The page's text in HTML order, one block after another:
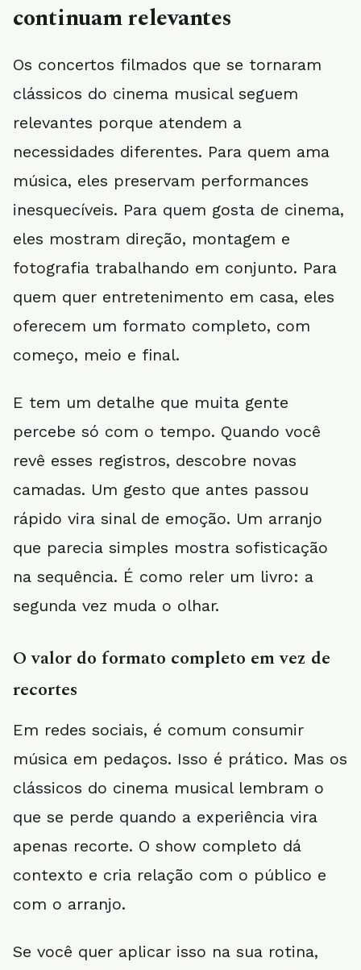
continuam relevantes
Os concertos filmados que se tornaram
clássicos do cinema musical seguem
relevantes porque atendem a
necessidades diferentes. Para quem ama
música, eles preservam performances
inesquecíveis. Para quem gosta de cinema,
eles mostram direção, montagem e
fotografia trabalhando em conjunto. Para
quem quer entretenimento em casa, eles
oferecem um formato completo, com
começo, meio e final.
E tem um detalhe que muita gente
percebe só com o tempo. Quando você
revê esses registros, descobre novas
camadas. Um gesto que antes passou
rápido vira sinal de emoção. Um arranjo
que parecia simples mostra sofisticação
na sequência. É como reler um livro: a
segunda vez muda o olhar.
O valor do formato completo em vez de
recortes
Em redes sociais, é comum consumir
música em pedaços. Isso é prático. Mas os
clássicos do cinema musical lembram o
que se perde quando a experiência vira
apenas recorte. O show completo dá
contexto e cria relação com o público e
com o arranjo.
Se você quer aplicar isso na sua rotina,